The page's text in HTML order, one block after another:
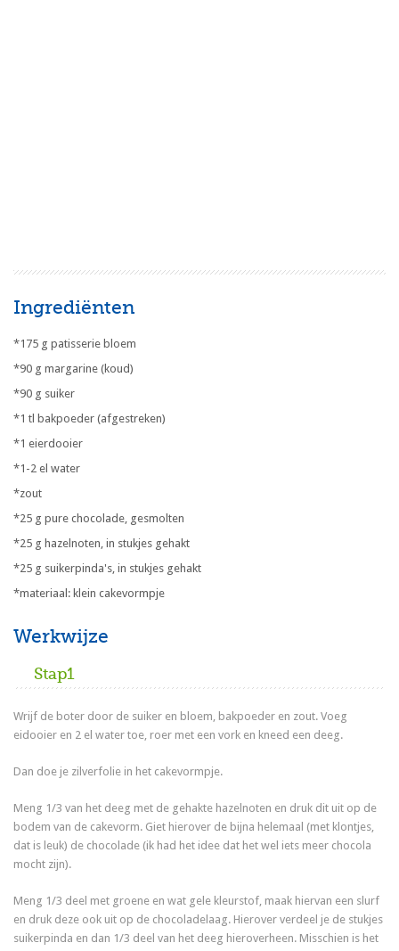
Ingrediënten
*175 g patisserie bloem
*90 g margarine (koud)
*90 g suiker
*1 tl bakpoeder (afgestreken)
*1 eierdooier
*1-2 el water
*zout
*25 g pure chocolade, gesmolten
*25 g hazelnoten, in stukjes gehakt
*25 g suikerpinda's, in stukjes gehakt
*materiaal: klein cakevormpje
Werkwijze
Stap1
Wrijf de boter door de suiker en bloem, bakpoeder en zout. Voeg
eidooier en 2 el water toe, roer met een vork en kneed een deeg.
Dan doe je zilverfolie in het cakevormpje.
Meng 1/3 van het deeg met de gehakte hazelnoten en druk dit uit op de
bodem van de cakevorm. Giet hierover de bijna helemaal (met klontjes,
dat is leuk) de chocolade (ik had het idee dat het wel iets meer chocola
mocht zijn).
Meng 1/3 deel met groene en wat gele kleurstof, maak hiervan een slurf
en druk deze ook uit op de chocoladelaag. Hierover verdeel je de stukjes
suikerpinda en dan 1/3 deel van het deeg hieroverheen. Misschien is het